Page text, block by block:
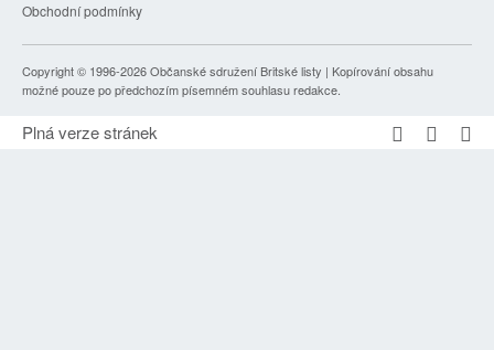
Obchodní podmínky
Copyright © 1996-2026Občanské sdružení Britské listy | Kopírování obsahu
možné pouze po předchozím písemném souhlasu redakce.
Plná verze stránek